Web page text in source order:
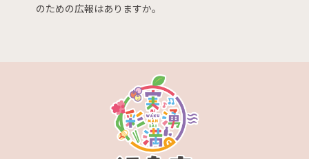
のための広報はありますか。